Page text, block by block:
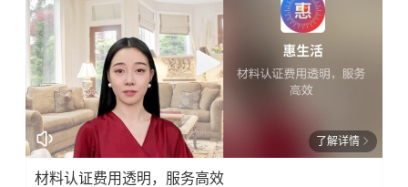
了解详情
材料认证费用透明，服务高效